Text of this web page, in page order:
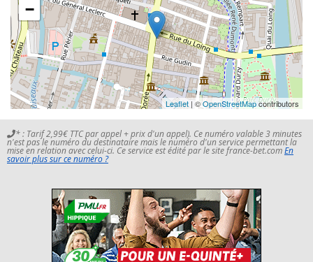
−
Leaflet| ©OpenStreetMapcontributors
* : Tarif 2,99€ TTC par appel + prix d'un appel). Ce numéro valable 3 minutes
n'est pas le numéro du destinataire mais le numéro d'un service permettant la
mise en relation avec celui-ci. Ce service est édité par le site france-bet.comEn
savoir plus sur ce numéro ?